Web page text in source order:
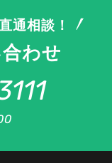
通相談！
わせ